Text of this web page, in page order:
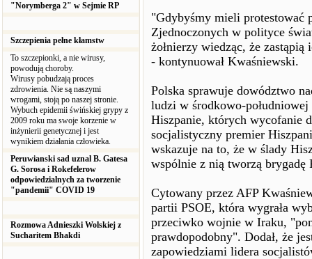
"Norymberga 2" w Sejmie RP
Szczepienia pełne kłamstw
To szczepionki, a nie wirusy,
powodują choroby.
Wirusy pobudzają proces
zdrowienia. Nie są naszymi
wrogami, stoją po naszej stronie.
Wybuch epidemii świńskiej grypy z
2009 roku ma swoje korzenie w
inżynierii genetycznej i jest
wynikiem działania człowieka.
Peruwianski sad uznal B. Gatesa
G. Sorosa i Rokefelerow
odpowiedzialnych za tworzenie
"pandemii" COVID 19
Rozmowa Adnieszki Wolskiej z
Sucharitem Bhakdi
"Gdybyśmy mieli protestować
Zjednoczonych w polityce
żołnierzy wiedząc, że zastąpią
- kontynuował Kwaśniewski.
Polska sprawuje dowództwo
ludzi w środkowo-
Hiszpanie, których wycofanie
socjalistyczny premier
wskazuje na to, że w ślady
wspólnie z nią tworzą brygadę
Cytowany przez AFP
partii PSOE, która wygrała
przeciwko wojnie w Iraku,
prawdopodobny". Dodał, że
zapowiedziami lidera